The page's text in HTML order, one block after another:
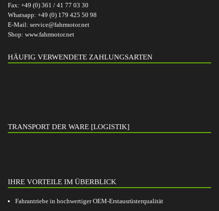
Fax: +49 (0) 361 / 41 77 03 30
Whatsapp: +49 (0) 179 425 50 98
E-Mail: service@fahrmotor.net
Shop: www.fahrmotor.net
HÄUFIG VERWENDETE ZAHLUNGSARTEN
TRANSPORT DER WARE [LOGISTIK]
IHRE VORTEILE IM ÜBERBLICK
Fahrantriebe in hochwertiger OEM-Erstausrüsterqualität